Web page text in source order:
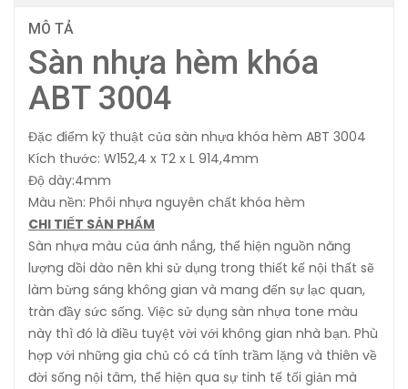
MÔ TẢ
Sàn nhựa hèm khóa
ABT 3004
Đặc điểm kỹ thuật của sàn nhựa khóa hèm ABT 3004
Kích thước: W152,4 x T2 x L 914,4mm
Độ dày:4mm
Màu nền: Phôi nhựa nguyên chất khóa hèm
CHI TIẾT SẢN PHẨM
Sàn nhựa màu của ánh nắng, thể hiện nguồn năng
lượng dồi dào nên khi sử dụng trong thiết kế nội thất sẽ
làm bừng sáng không gian và mang đến sự lạc quan,
tràn đầy sức sống. Việc sử dụng sàn nhựa tone màu
này thì đó là điều tuyệt vời với không gian nhà bạn. Phù
hợp với những gia chủ có cá tính trầm lặng và thiên về
đời sống nội tâm, thể hiện qua sự tinh tế tối giản mà